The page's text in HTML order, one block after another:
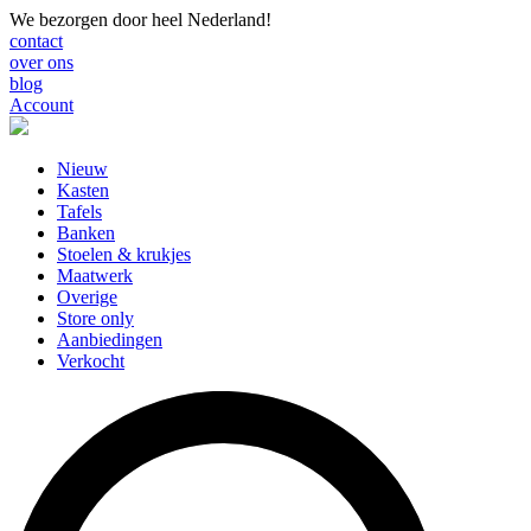
We bezorgen door heel Nederland!
contact
over ons
blog
Account
Nieuw
Kasten
Tafels
Banken
Stoelen & krukjes
Maatwerk
Overige
Store only
Aanbiedingen
Verkocht